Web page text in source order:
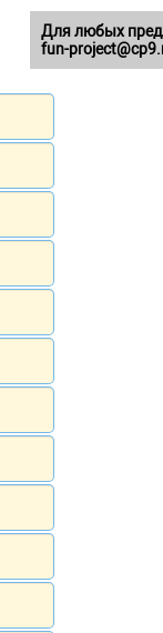
Для любых
fun-